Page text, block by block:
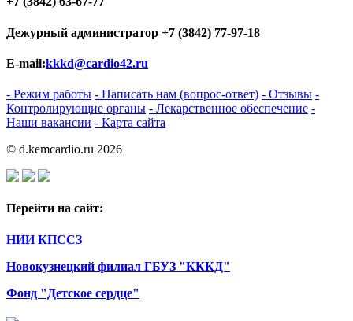
Дежурный администратор +7 (3842) 77-97-18
E-mail:kkkd@cardio42.ru
- Режим работы - Написать нам (вопрос-ответ) - Отзывы -
Контролирующие органы - Лекарственное обеспечение -
Наши вакансии - Карта сайта
© d.kemcardio.ru 2026
Перейти на сайт:
НИИ КПССЗ
Новокузнецкий филиал ГБУЗ "КККД"
Фонд "Детское сердце"